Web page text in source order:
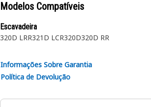
Modelos Compatíveis
Escavadeira
320D LRR321D LCR320D320D RR
Informações Sobre Garantia
Política de Devolução